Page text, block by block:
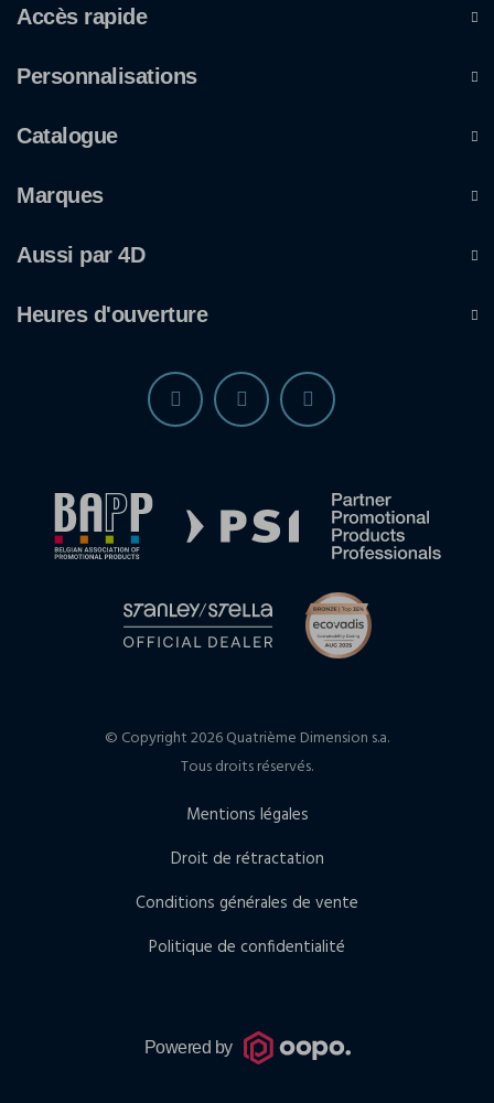
Accès rapide
Personnalisations
Catalogue
Marques
Aussi par 4D
Heures d'ouverture
© Copyright 2026 Quatrième Dimension s.a.
Tous droits réservés.
Mentions légales
Droit de rétractation
Conditions générales de vente
Politique de confidentialité
Powered by